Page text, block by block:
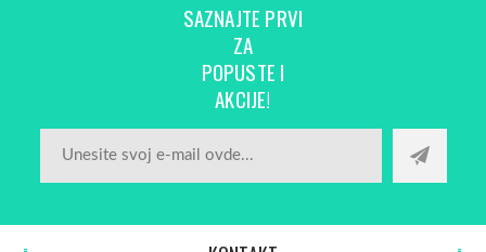
SAZNAJTE PRVI
ZA
POPUSTE I
AKCIJE!